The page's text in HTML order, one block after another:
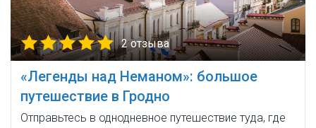
2 отзыва
«Легенды над Неманом»: большое
путешествие в Гродно
Отправьтесь в однодневное путешествие туда, где